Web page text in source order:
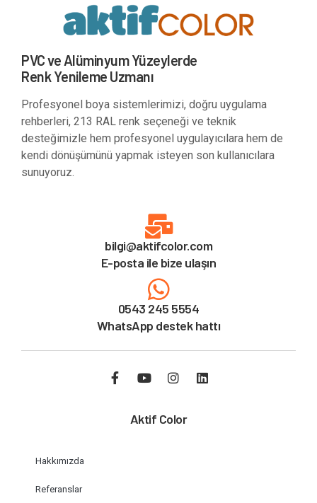
PVC ve Alüminyum Yüzeylerde
Renk Yenileme Uzmanı
Profesyonel boya sistemlerimizi, doğru uygulama
rehberleri, 213 RAL renk seçeneği ve teknik
desteğimizle hem profesyonel uygulayıcılara hem de
kendi dönüşümünü yapmak isteyen son kullanıcılara
sunuyoruz.
bilgi@aktifcolor.com
E-posta ile bize ulaşın
0543 245 5554
WhatsApp destek hattı
Aktif Color
Hakkımızda
Referanslar